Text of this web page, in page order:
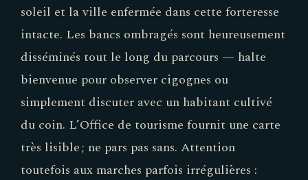
soleil et la ville enfermée dans cette forteresse
intacte. Les bancs ombragés sont heureusement
disséminés tout le long du parcours — halte
bienvenue pour observer cigognes ou
simplement discuter avec un habitant cultivé
du coin. L’Office de tourisme fournit une carte
très lisible ; ne pars pas sans. Attention
toutefois aux marches parfois irrégulières :